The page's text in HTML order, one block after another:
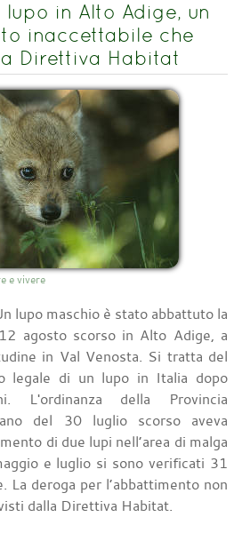
in Alto Adige, un
inaccettabile che
Direttiva Habitat
e vivere
lupo maschio è stato abbattuto la
agosto scorso in Alto Adige, a
in Val Venosta. Si tratta del
legale di un lupo in Italia dopo
L'ordinanza della Provincia
del 30 luglio scorso aveva
di due lupi nell’area di malga
e luglio si sono verificati 31
La deroga per l’abbattimento non
dalla Direttiva Habitat.